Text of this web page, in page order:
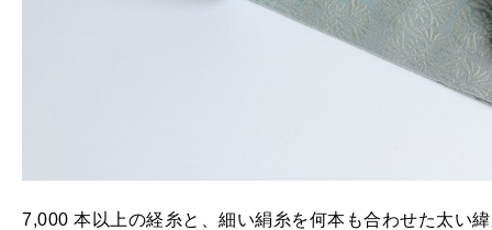
7,000 本以上の経糸と、細い絹糸を何本も合わせた太い